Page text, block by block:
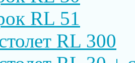
RL 51
RL 300